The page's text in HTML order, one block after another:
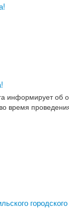
информирует об
время
городского